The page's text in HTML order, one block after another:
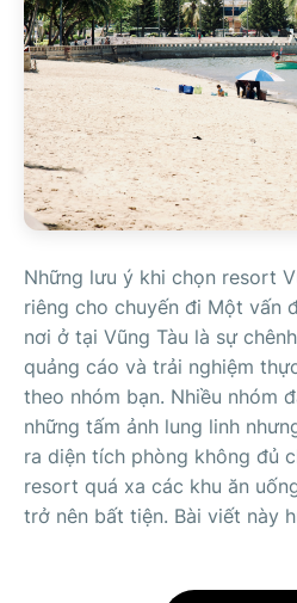
Những lưu ý khi chọn resort
riêng cho chuyến đi Một vấn
nơi ở tại Vũng Tàu là sự
quảng cáo và trải nghiệm
theo nhóm bạn. Nhiều nhóm
những tấm ảnh lung linh
ra diện tích phòng không đủ
resort quá xa các khu ăn
trở nên bất tiện. Bài viết này